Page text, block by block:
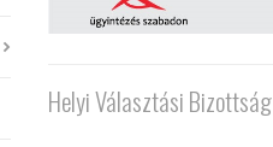
Helyi Választási Bizottság